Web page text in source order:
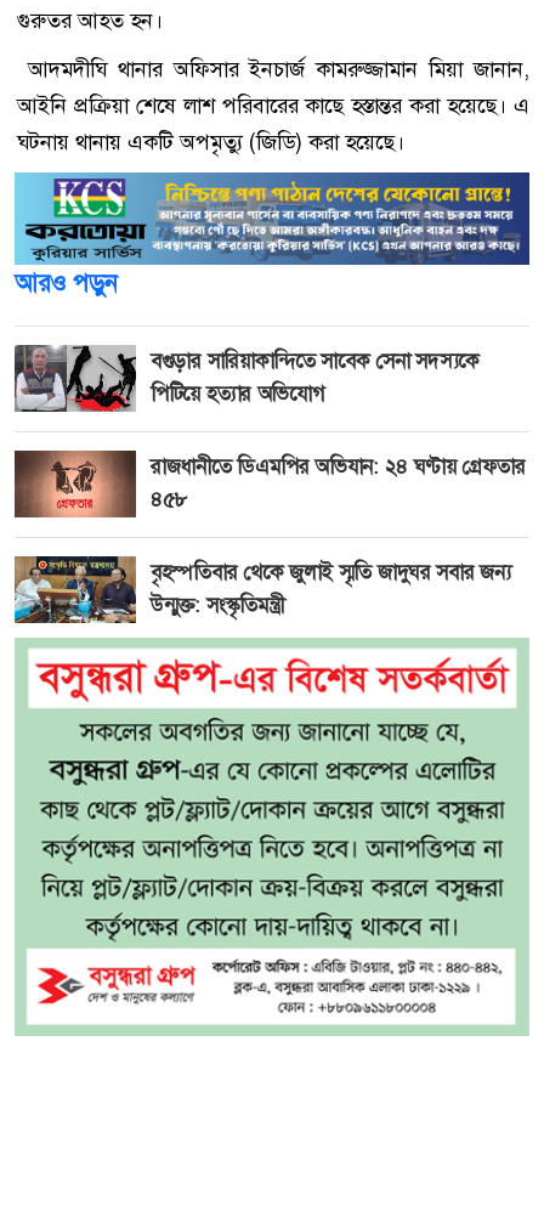
গুরুতর আহত হন।
আদমদীঘি থানার অফিসার ইনচার্জ কামরুজ্জামান মিয়া জানান,
আইনি প্রক্রিয়া শেষে লাশ পরিবারের কাছে হস্তান্তর করা হয়েছে। এ
ঘটনায় থানায় একটি অপমৃত্যু (জিডি) করা হয়েছে।
আরও পড়ুন
বগুড়ার সারিয়াকান্দিতে সাবেক সেনা সদস্যকে
পিটিয়ে হত্যার অভিযোগ
রাজধানীতে ডিএমপির অভিযান: ২৪ ঘণ্টায় গ্রেফতার
৪৫৮
বৃহস্পতিবার থেকে জুলাই স্মৃতি জাদুঘর সবার জন্য
উন্মুক্ত: সংস্কৃতিমন্ত্রী